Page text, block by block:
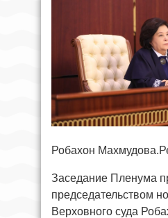
Робахон
Заседание Пленума
председательством
Верховного суда